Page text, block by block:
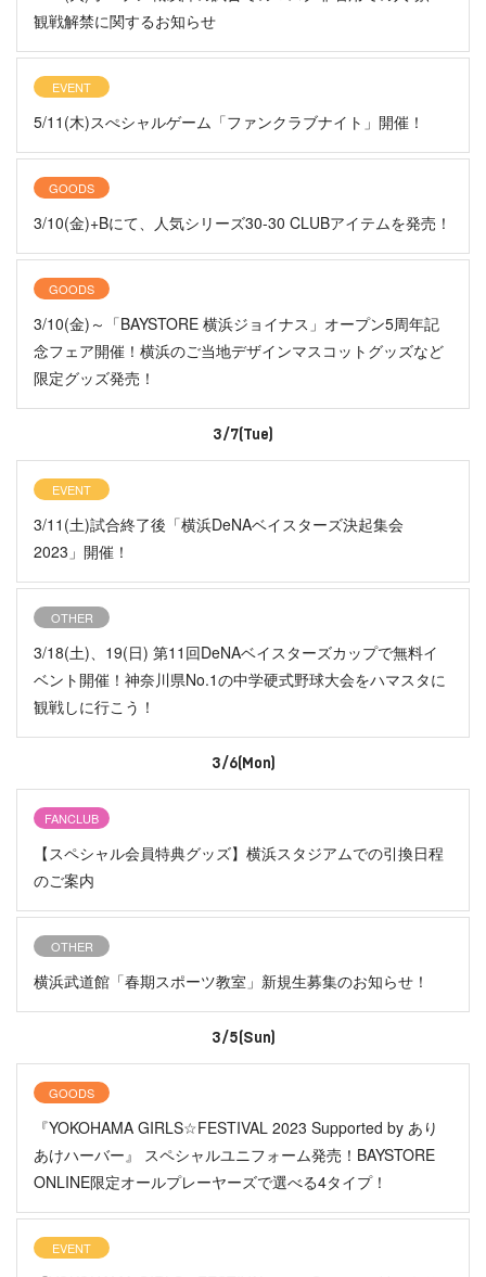
観戦解禁に関するお知らせ
EVENT
5/11(木)スぺシャルゲーム「ファンクラブナイト」開催！
GOODS
3/10(金)+Bにて、人気シリーズ30-30 CLUBアイテムを発売！
GOODS
3/10(金)～「BAYSTORE 横浜ジョイナス」オープン5周年記
念フェア開催！横浜のご当地デザインマスコットグッズなど
限定グッズ発売！
3/7(Tue)
EVENT
3/11(土)試合終了後「横浜DeNAベイスターズ決起集会
2023」開催！
OTHER
3/18(土)、19(日) 第11回DeNAベイスターズカップで無料イ
ベント開催！神奈川県No.1の中学硬式野球大会をハマスタに
観戦しに行こう！
3/6(Mon)
FANCLUB
【スペシャル会員特典グッズ】横浜スタジアムでの引換日程
のご案内
OTHER
横浜武道館「春期スポーツ教室」新規生募集のお知らせ！
3/5(Sun)
GOODS
『YOKOHAMA GIRLS☆FESTIVAL 2023 Supported by あり
あけハーバー』 スペシャルユニフォーム発売！BAYSTORE
ONLINE限定オールプレーヤーズで選べる4タイプ！
EVENT